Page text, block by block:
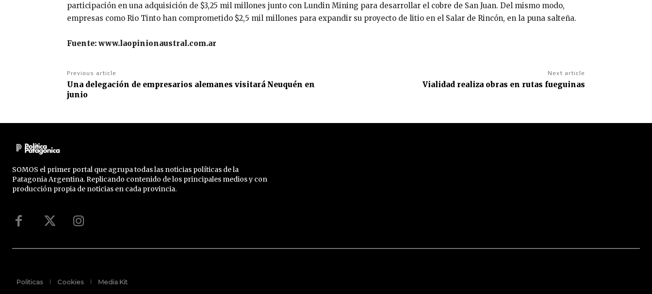
participación en una adquisición de $3,25 mil millones junto con Lundin Mining para desarrollar el cobre de San Juan. Del mismo modo,
empresas como Rio Tinto han comprometido $2,5 mil millones para expandir su proyecto de litio en el Salar de Rincón, en la puna salteña.
Fuente: www.laopinionaustral.com.ar
Previous article
Una delegación de empresarios alemanes visitará Neuquén en
junio
Next article
Vialidad realiza obras en rutas fueguinas
SOMOS el primer portal que agrupa todas las noticias políticas de la
Patagonia Argentina. Replicando contenido de los principales medios y con
producción propia de noticias en cada provincia.
Politicas Cookies Media Kit